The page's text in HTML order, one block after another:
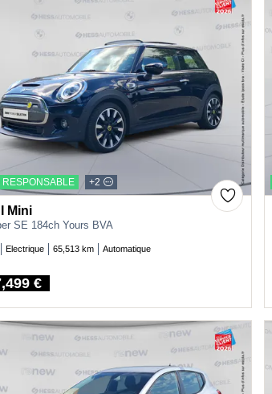
RESPONSABLE +2
Mini
SE 184ch Yours BVA
Electrique 65,513 km Automatique
€